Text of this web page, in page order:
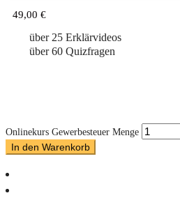
49,00 €
über 25 Erklärvideos
über 60 Quizfragen
Onlinekurs Gewerbesteuer Menge
In den Warenkorb